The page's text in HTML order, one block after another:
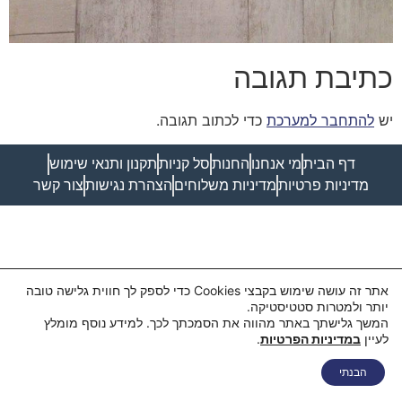
כתיבת תגובה
יש להתחבר למערכת כדי לכתוב תגובה.
דף הביתמי אנחנו החנותסל קניותתקנון ותנאי שימוש
מדיניות פרטיותמדיניות משלוחים הצהרת נגישותצור קשר
אתר זה עושה שימוש בקבצי Cookies כדי לספק לך חווית גלישה טובה
יותר ולמטרות סטטיסטיקה.
המשך גלישתך באתר מהווה את הסמכתך לכך. למידע נוסף מומלץ
לעיין במדיניות הפרטיות.
הבנתי